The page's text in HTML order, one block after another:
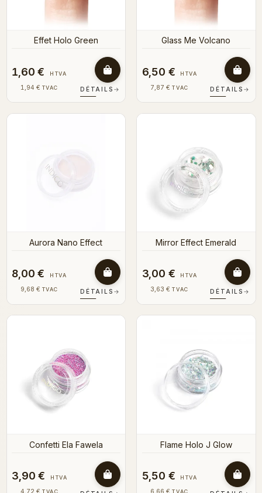
Effet Holo Green
1,60 € HTVA
1,94 € TVAC DÉTAILS →
Glass Me Volcano
6,50 € HTVA
7,87 € TVAC DÉTAILS →
Aurora Nano Effect
8,00 € HTVA
9,68 € TVAC DÉTAILS →
Mirror Effect Emerald
3,00 € HTVA
3,63 € TVAC DÉTAILS →
Confetti Ela Fawela
3,90 € HTVA
TVAC
Flame Holo J Glow
5,50 € HTVA
TVAC